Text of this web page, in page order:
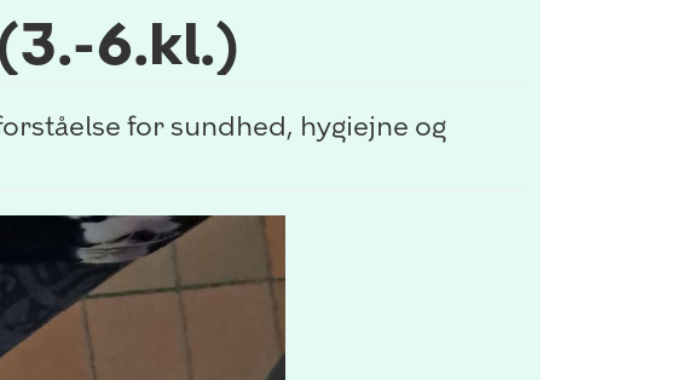
6.kl.)
for sundhed, hygiejne og